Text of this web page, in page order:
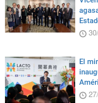
El